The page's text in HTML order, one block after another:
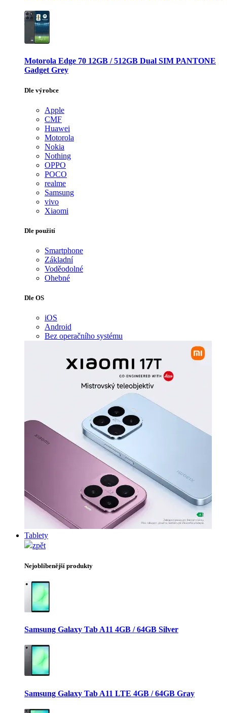
Motorola Edge 70 12GB / 512GB Dual SIM PANTONE
Gadget Grey
Dle výrobce
Apple
CMF
Huawei
Motorola
Nokia
Nothing
OPPO
POCO
realme
Samsung
vivo
Xiaomi
Dle použití
Smartphone
Základní
Voděodolné
Ohebné
Dle OS
iOS
Android
Bez operačního systému
Tablety
zpět
Nejoblíbenější produkty
Samsung Galaxy Tab A11 4GB / 64GB Silver
Samsung Galaxy Tab A11 LTE 4GB / 64GB Gray